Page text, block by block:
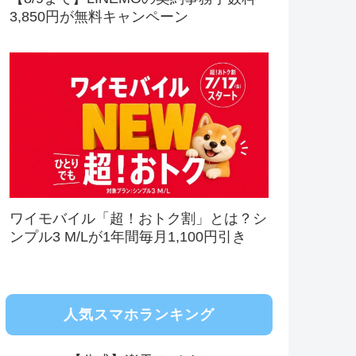
3,850円が無料キャンペーン
ワイモバイル「超！おトク割」とは？シ
ンプル3 M/Lが1年間毎月1,100円引き
人気スマホランキング